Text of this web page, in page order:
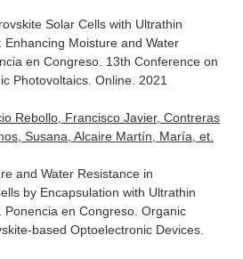
Solar Cells with Ultrathin
Enhancing Moisture and Water
en Congreso. 13th Conference on
Photovoltaics. Online. 2021
Rebollo, Francisco Javier, Contreras
Susana, Alcaire Martín, María, et.
and Water Resistance in
by Encapsulation with Ultrathin
Ponencia en Congreso. Organic
based Optoelectronic Devices.